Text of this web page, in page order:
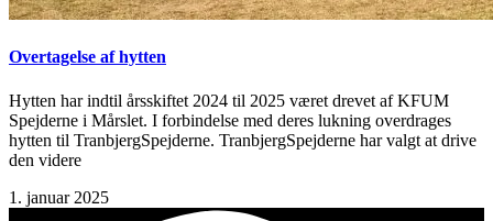
Overtagelse af hytten
Hytten har indtil årsskiftet 2024 til 2025 været drevet af KFUM
Spejderne i Mårslet. I forbindelse med deres lukning overdrages
hytten til TranbjergSpejderne. TranbjergSpejderne har valgt at drive
den videre
1. januar 2025